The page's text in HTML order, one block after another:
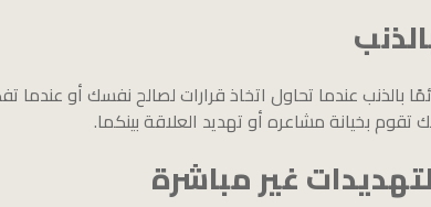
بالذنب عندما تحاول اتخاذ قرارات لصالح نفسك أو
تقوم بخيانة مشاعره أو تهديد العلاقة بينكما.
غير مباشرة